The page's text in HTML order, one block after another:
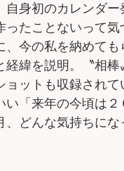
身初のカレンダー
ったことないって
、今の私を納めて
経緯を説明。〝相
ョットも収録され
い「来年の今頃は
、どんな気持ちに